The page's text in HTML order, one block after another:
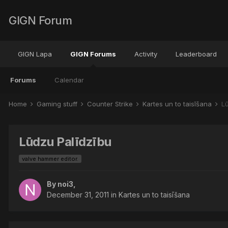
GIGN Forum
GIGN Lapa GIGN Forums
Forums Calendar
Activity Leaderboard
Home Gaming stuff Counter Strike Kartes un to taisīšana
Lūdzu Palīdzību
valve hammer editor.
By noi3
December 31, 2011 in Kartes un to taisīšana